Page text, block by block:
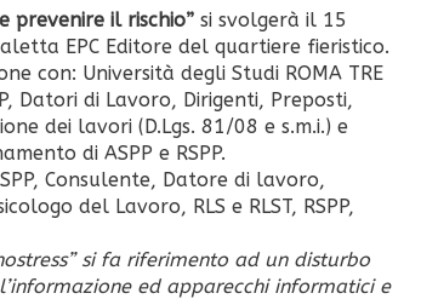
prevenire il rischio” si svolgerà il 15
EPC Editore del quartiere fieristico.
con: Università degli Studi ROMA TRE
Datori di Lavoro, Dirigenti, Preposti,
dei lavori (D.Lgs. 81/08 e s.m.i.) e
di ASPP e RSPP.
Consulente, Datore di lavoro,
del Lavoro, RLS e RLST, RSPP,
si fa riferimento ad un disturbo
ed apparecchi informatici e